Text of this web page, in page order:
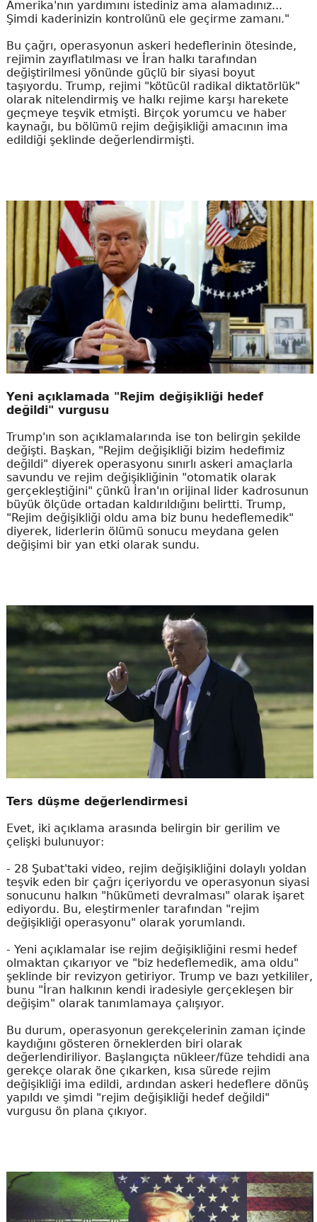
Amerika'nın yardımını istediniz ama alamadınız...
Şimdi kaderinizin kontrolünü ele geçirme zamanı."
Bu çağrı, operasyonun askeri hedeflerinin ötesinde,
rejimin zayıflatılması ve İran halkı tarafından
değiştirilmesi yönünde güçlü bir siyasi boyut
taşıyordu. Trump, rejimi "kötücül radikal diktatörlük"
olarak nitelendirmiş ve halkı rejime karşı harekete
geçmeye teşvik etmişti. Birçok yorumcu ve haber
kaynağı, bu bölümü rejim değişikliği amacının ima
edildiği şeklinde değerlendirmişti.
Yeni açıklamada "Rejim değişikliği hedef
değildi" vurgusu
Trump'ın son açıklamalarında ise ton belirgin şekilde
değişti. Başkan, "Rejim değişikliği bizim hedefimiz
değildi" diyerek operasyonu sınırlı askeri amaçlarla
savundu ve rejim değişikliğinin "otomatik olarak
gerçekleştiğini" çünkü İran'ın orijinal lider kadrosunun
büyük ölçüde ortadan kaldırıldığını belirtti. Trump,
"Rejim değişikliği oldu ama biz bunu hedeflemedik"
diyerek, liderlerin ölümü sonucu meydana gelen
değişimi bir yan etki olarak sundu.
Ters düşme değerlendirmesi
Evet, iki açıklama arasında belirgin bir gerilim ve
çelişki bulunuyor:
- 28 Şubat'taki video, rejim değişikliğini dolaylı yoldan
teşvik eden bir çağrı içeriyordu ve operasyonun siyasi
sonucunu halkın "hükümeti devralması" olarak işaret
ediyordu. Bu, eleştirmenler tarafından "rejim
değişikliği operasyonu" olarak yorumlandı.
- Yeni açıklamalar ise rejim değişikliğini resmi hedef
olmaktan çıkarıyor ve "biz hedeflemedik, ama oldu"
şeklinde bir revizyon getiriyor. Trump ve bazı yetkililer,
bunu "İran halkının kendi iradesiyle gerçekleşen bir
değişim" olarak tanımlamaya çalışıyor.
Bu durum, operasyonun gerekçelerinin zaman içinde
kaydığını gösteren örneklerden biri olarak
değerlendiriliyor. Başlangıçta nükleer/füze tehdidi ana
gerekçe olarak öne çıkarken, kısa sürede rejim
değişikliği ima edildi, ardından askeri hedeflere dönüş
yapıldı ve şimdi "rejim değişikliği hedef değildi"
vurgusu ön plana çıkıyor.